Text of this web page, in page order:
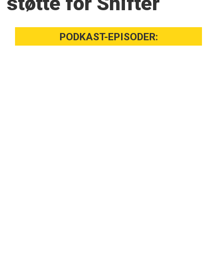
PODKAST-EPISODER: